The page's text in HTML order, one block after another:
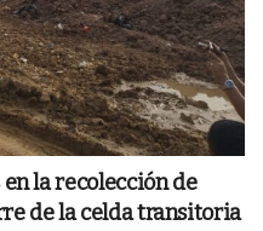
la recolección de
de la celda transitoria